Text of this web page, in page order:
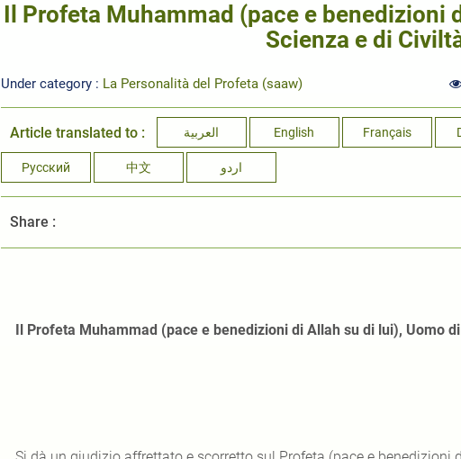
Il Profeta Muhammad (pace e benedizioni
Scienza e di
Under category : La Personalità del Profeta (saaw)
Article translated to : العربية English Français
Русский 中文 اردو
Share :
Il Profeta Muhammad (pace e benedizioni di Allah su di lui), Uomo